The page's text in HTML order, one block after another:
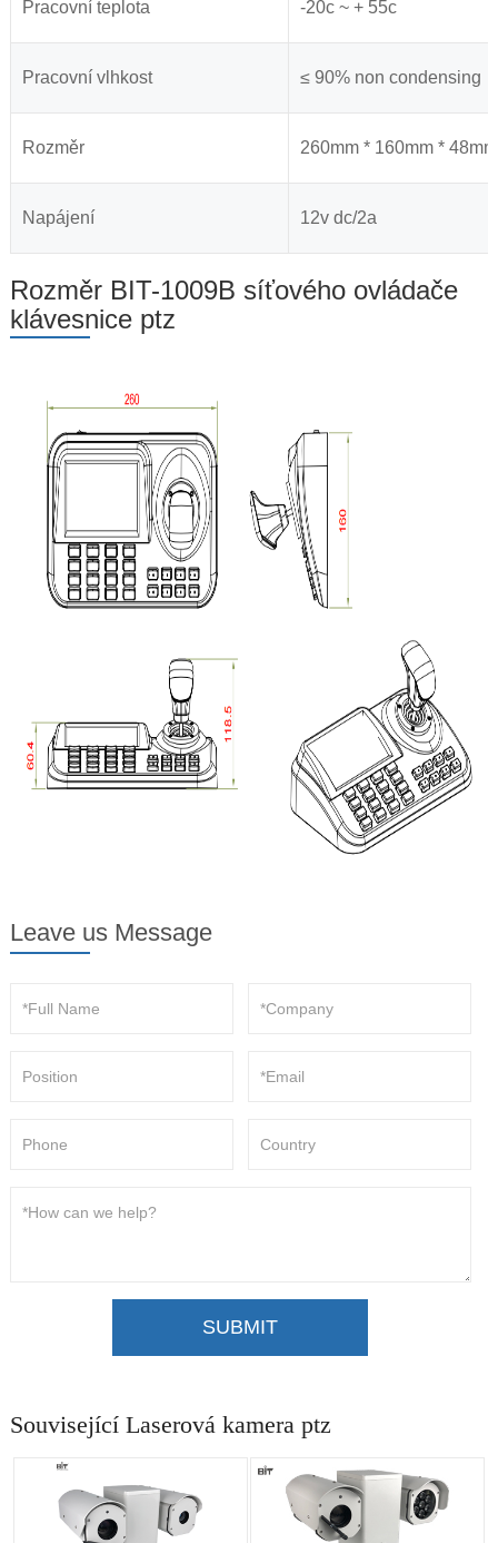
Pracovní teplota -20c ~ + 55c
Pracovní vlhkost ≤ 90% non condensing
Rozměr 260mm * 160mm * 48mm
Napájení 12v dc/2a
Rozměr BIT-1009B síťového ovládače
klávesnice ptz
Leave us Message
SUBMIT
Související Laserová kamera ptz